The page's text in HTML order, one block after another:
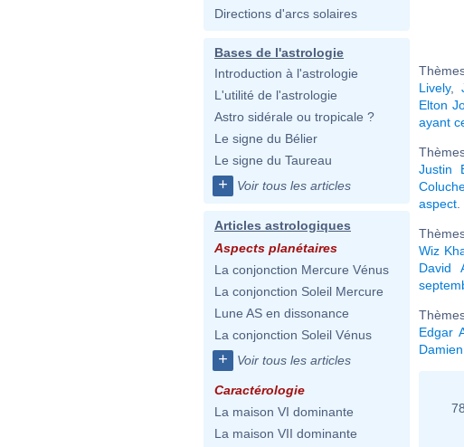
Directions d'arcs solaires
Bases de l'astrologie
Introduction à l'astrologie
L'utilité de l'astrologie
Astro sidérale ou tropicale ?
Le signe du Bélier
Le signe du Taureau
+ Voir tous les articles
Articles astrologiques
Aspects planétaires
La conjonction Mercure Vénus
La conjonction Soleil Mercure
Lune AS en dissonance
La conjonction Soleil Vénus
+ Voir tous les articles
Caractérologie
La maison VI dominante
La maison VII dominante
Lively,
Elton
ayant
Justin
aspect
Wiz
David
Edgar